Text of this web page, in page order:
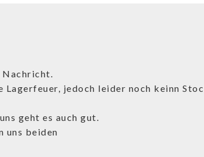
Nachricht.
Lagerfeuer, jedoch leider noch keinn
geht es auch gut.
uns beiden